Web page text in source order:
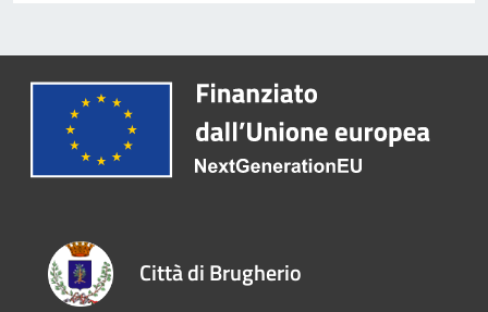
Città di Brugherio